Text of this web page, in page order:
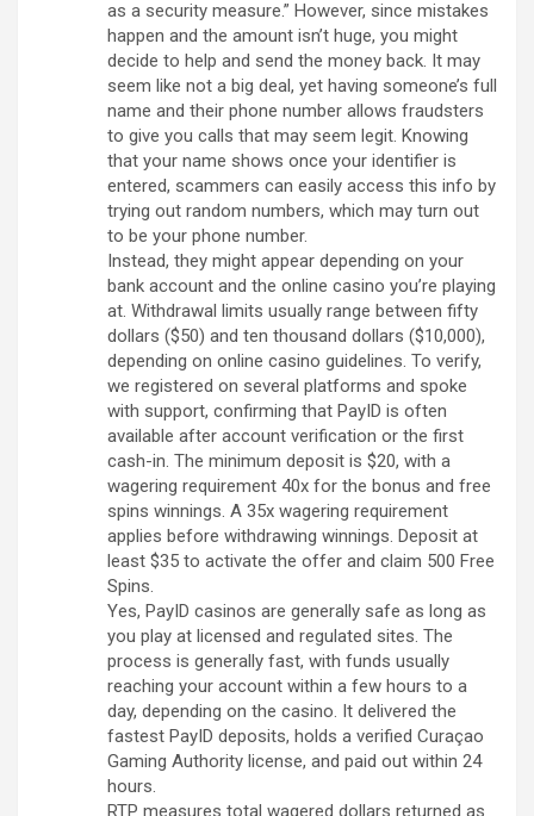
as a security measure.” However, since mistakes
happen and the amount isn’t huge, you might
decide to help and send the money back. It may
seem like not a big deal, yet having someone’s full
name and their phone number allows fraudsters
to give you calls that may seem legit. Knowing
that your name shows once your identifier is
entered, scammers can easily access this info by
trying out random numbers, which may turn out
to be your phone number.
Instead, they might appear depending on your
bank account and the online casino you’re playing
at. Withdrawal limits usually range between fifty
dollars ($50) and ten thousand dollars ($10,000),
depending on online casino guidelines. To verify,
we registered on several platforms and spoke
with support, confirming that PayID is often
available after account verification or the first
cash-in. The minimum deposit is $20, with a
wagering requirement 40x for the bonus and free
spins winnings. A 35x wagering requirement
applies before withdrawing winnings. Deposit at
least $35 to activate the offer and claim 500 Free
Spins.
Yes, PayID casinos are generally safe as long as
you play at licensed and regulated sites. The
process is generally fast, with funds usually
reaching your account within a few hours to a
day, depending on the casino. It delivered the
fastest PayID deposits, holds a verified Curaçao
Gaming Authority license, and paid out within 24
hours.
RTP measures total wagered dollars returned as